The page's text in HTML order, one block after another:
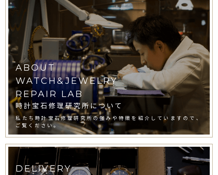
ABOUT
WATCH&JEWELRY
REPAIR LAB
時計宝石修理研究所について
私たち時計宝石修理研究所の強みや特徴を紹介していますので、
ご覧ください。
DELIVERY